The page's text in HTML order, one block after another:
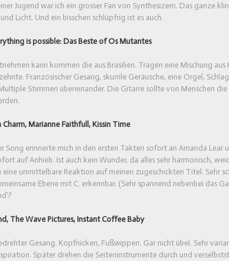
Jugend war ich ein grosser Fan von Synthesizern. Das ganze
Licht. Und ein bisschen schlüpfrig ist es auch.
is possible: Das Beste of Os Mutantes
kann kommen die aus Brasilien. Tragen eine Mischung
Französischer Gesang, skurrile Geräusche, eine Orgel,
Stimmen übereinander. Die Gitarre sollte von Menschen
Marianne Faithfull, Kissin Time
Song erinnerte mich in den ersten Takten sofort an Amanda Lear
auf Anhieb. Ist auch kein Wunder, da alles sehr harmonisch,
unmittelbare Reaktion auf meinen zugeschickten Titel. Sehr
Ebene mit C. erkennbar. (Sehr spannend nebenbei das
The Wave Pictures, Instant Coffee Baby
Gesang. Kopfnicken, Fußwippen. Gar nicht übel. Sehr
Später drehen die Seiteninstrumente durch und